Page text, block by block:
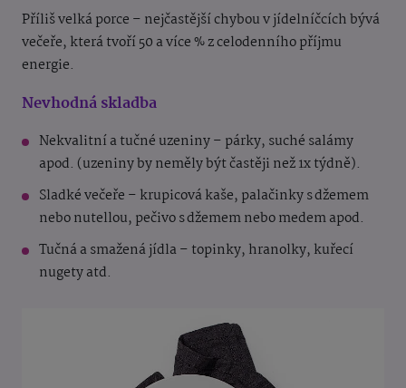
Příliš velká porce – nejčastější chybou v jídelníčcích bývá
večeře, která tvoří 50 a více % z celodenního příjmu
energie.
Nevhodná skladba
Nekvalitní a tučné uzeniny – párky, suché salámy
apod. (uzeniny by neměly být častěji než 1x týdně).
Sladké večeře – krupicová kaše, palačinky s džemem
nebo nutellou, pečivo s džemem nebo medem apod.
Tučná a smažená jídla – topinky, hranolky, kuřecí
nugety atd.